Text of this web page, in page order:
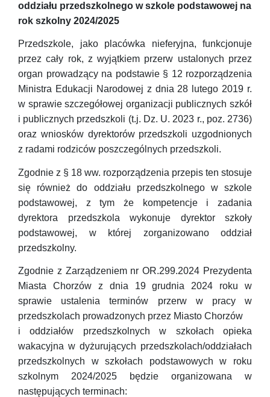
oddziału przedszkolnego w szkole podstawowej na
rok szkolny 2024/2025
Przedszkole, jako placówka nieferyjna, funkcjonuje
przez cały rok, z wyjątkiem przerw ustalonych przez
organ prowadzący na podstawie § 12 rozporządzenia
Ministra Edukacji Narodowej z dnia 28 lutego 2019 r.
w sprawie szczegółowej organizacji publicznych szkół
i publicznych przedszkoli (t.j. Dz. U. 2023 r., poz. 2736)
oraz wniosków dyrektorów przedszkoli uzgodnionych
z radami rodziców poszczególnych przedszkoli.
Zgodnie z § 18 ww. rozporządzenia przepis ten stosuje
się również do oddziału przedszkolnego w szkole
podstawowej, z tym że kompetencje i zadania
dyrektora przedszkola wykonuje dyrektor szkoły
podstawowej, w której zorganizowano oddział
przedszkolny.
Zgodnie z Zarządzeniem nr OR.299.2024 Prezydenta
Miasta Chorzów z dnia 19 grudnia 2024 roku w
sprawie ustalenia terminów przerw w pracy w
przedszkolach prowadzonych przez Miasto Chorzów
i oddziałów przedszkolnych w szkołach opieka
wakacyjna w dyżurujących przedszkolach/oddziałach
przedszkolnych w szkołach podstawowych w roku
szkolnym 2024/2025 będzie organizowana w
następujących terminach: